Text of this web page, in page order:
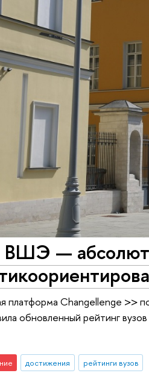
—
платформа Changellenge >>
обновленный рейтинг
достижения рейтинги вузов